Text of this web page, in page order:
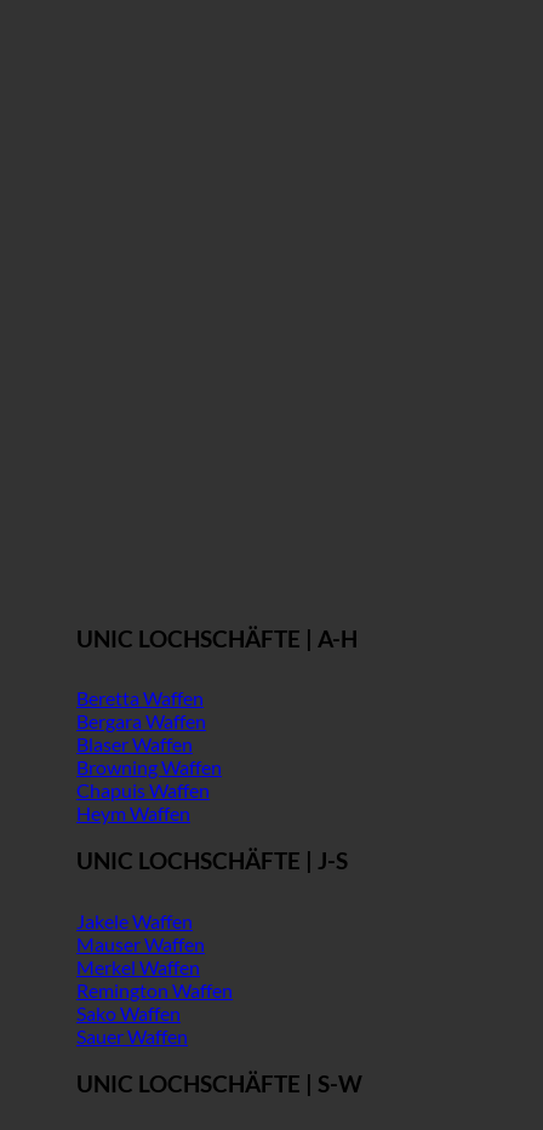
UNIC LOCHSCHÄFTE | A-H
Beretta Waffen
Bergara Waffen
Blaser Waffen
Browning Waffen
Chapuis Waffen
Heym Waffen
UNIC LOCHSCHÄFTE | J-S
Jakele Waffen
Mauser Waffen
Merkel Waffen
Remington Waffen
Sako Waffen
Sauer Waffen
UNIC LOCHSCHÄFTE | S-W